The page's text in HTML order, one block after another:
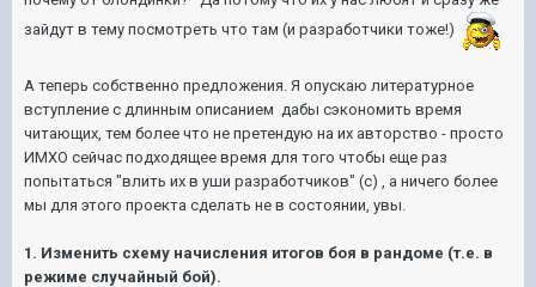
зайдут в тему посмотреть что там (и разработчики тоже!)
А теперь собственно предложения. Я опускаю литературное
вступление с длинным описанием дабы сэкономить время
читающих, тем более что не претендую на их авторство - просто
ИМХО сейчас подходящее время для того чтобы еще раз
попытаться "влить их в уши разработчиков" (с) , а ничего более
мы для этого проекта сделать не в состоянии, увы.
1. Изменить схему начисления итогов боя в рандоме (т.е. в
режиме случайный бой).